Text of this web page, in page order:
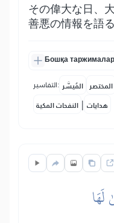
その偉大な日、
善悪の情報を語る
Бошқа
التفاسير: المُيسَّر المختصر
النفحات المكية | هدايات